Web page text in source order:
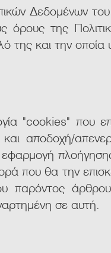
Δεδομένων
όρους της
της και την
"cookies" που
αποδοχή/
που θα την
παρόντος
σε αυτή.